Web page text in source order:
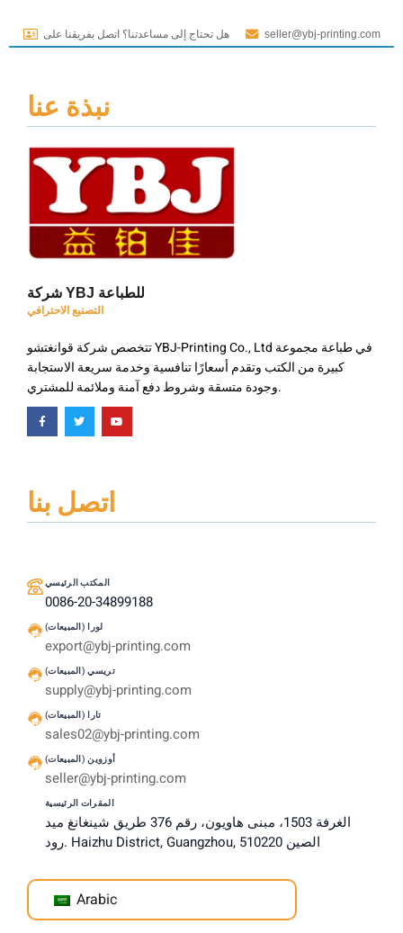
هل تحتاج إلى مساعدتنا؟ اتصل بفريقنا على seller@ybj-printing.com
نبذة عنا
شركة YBJ للطباعة
التصنيع الاحترافي
تتخصص شركة قوانغتشو YBJ-Printing Co., Ltd في طباعة مجموعة
كبيرة من الكتب وتقدم أسعارًا تنافسية وخدمة سريعة الاستجابة
وجودة متسقة وشروط دفع آمنة وملائمة للمشتري.
اتصل بنا
المكتب الرئيسي
0086-20-34899188
لورا (المبيعات)
export@ybj-printing.com
تريسي (المبيعات)
supply@ybj-printing.com
تارا (المبيعات)
sales02@ybj-printing.com
أوزوين (المبيعات)
seller@ybj-printing.com
المقرات الرئيسية
الغرفة 1503، مبنى هاويون، رقم 376 طريق شينغانغ ميد
رود. Haizhu District, Guangzhou, الصين 510220
Arabic